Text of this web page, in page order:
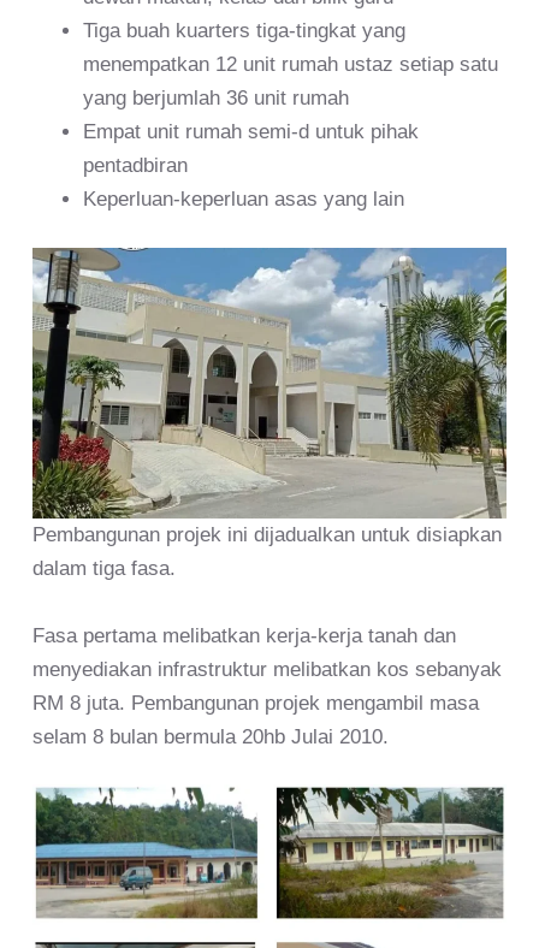
Tiga buah kuarters tiga-tingkat yang
menempatkan 12 unit rumah ustaz setiap satu
yang berjumlah 36 unit rumah
Empat unit rumah semi-d untuk pihak
pentadbiran
Keperluan-keperluan asas yang lain
Pembangunan projek ini dijadualkan untuk disiapkan
dalam tiga fasa.
Fasa pertama melibatkan kerja-kerja tanah dan
menyediakan infrastruktur melibatkan kos sebanyak
RM 8 juta. Pembangunan projek mengambil masa
selam 8 bulan bermula 20hb Julai 2010.